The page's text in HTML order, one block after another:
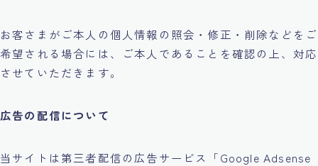
お客さまがご本人の個人情報の照会・修正・削除などをご
希望される場合には、ご本人であることを確認の上、対応
させていただきます。
広告の配信について
当サイトは第三者配信の広告サービス「Google Adsense